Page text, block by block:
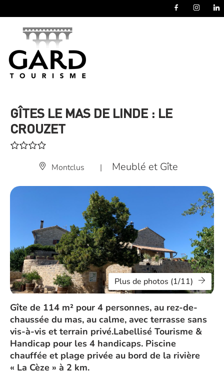
GÎTES LE MAS DE LINDE : LE
CROUZET
Montclus | Meublé et Gîte
Plus de photos (1/11)
Gîte de 114 m² pour 4 personnes, au rez-de-
chaussée du mas, au calme, avec terrasse sans
vis-à-vis et terrain privé.Labellisé Tourisme &
Handicap pour les 4 handicaps. Piscine
chauffée et plage privée au bord de la rivière
« La Cèze » à 2 km.